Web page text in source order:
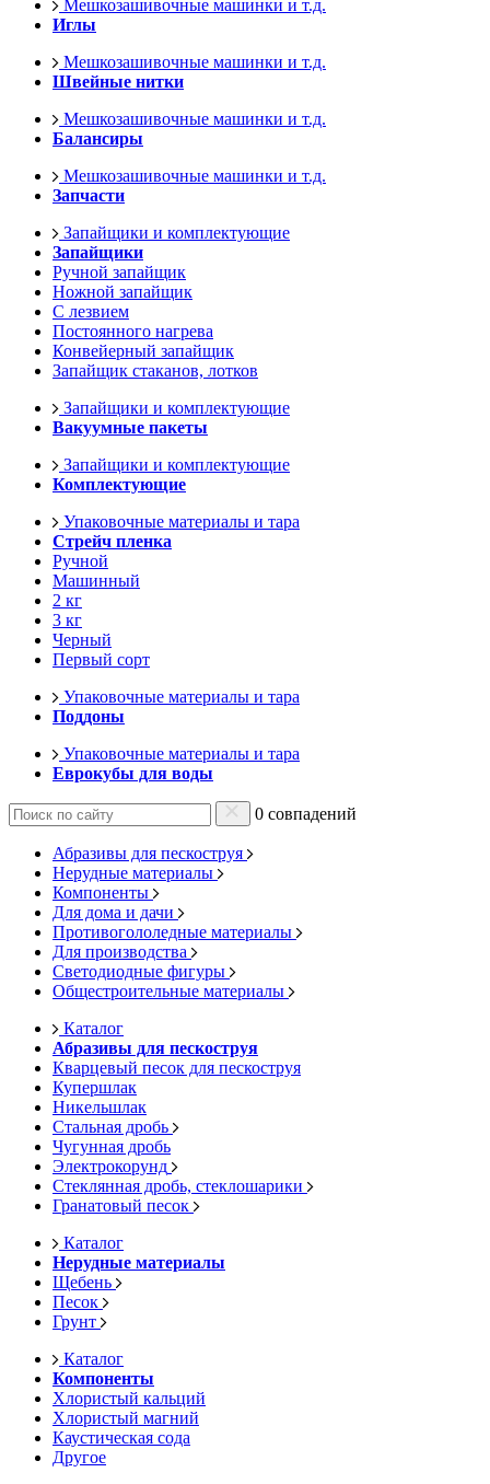
Мешкозашивочные машинки и т.д.
Иглы
Мешкозашивочные машинки и т.д.
Швейные нитки
Мешкозашивочные машинки и т.д.
Балансиры
Мешкозашивочные машинки и т.д.
Запчасти
Запайщики и комплектующие
Запайщики
Ручной запайщик
Ножной запайщик
С лезвием
Постоянного нагрева
Конвейерный запайщик
Запайщик стаканов, лотков
Запайщики и комплектующие
Вакуумные пакеты
Запайщики и комплектующие
Комплектующие
Упаковочные материалы и тара
Стрейч пленка
Ручной
Машинный
2 кг
3 кг
Черный
Первый сорт
Упаковочные материалы и тара
Поддоны
Упаковочные материалы и тара
Еврокубы для воды
0 совпадений
Абразивы для пескоструя
Нерудные материалы
Компоненты
Для дома и дачи
Противогололедные материалы
Для производства
Светодиодные фигуры
Общестроительные материалы
Каталог
Абразивы для пескоструя
Кварцевый песок для пескоструя
Купершлак
Никельшлак
Стальная дробь
Чугунная дробь
Электрокорунд
Стеклянная дробь, стеклошарики
Гранатовый песок
Каталог
Нерудные материалы
Щебень
Песок
Грунт
Каталог
Компоненты
Хлористый кальций
Хлористый магний
Каустическая сода
Другое